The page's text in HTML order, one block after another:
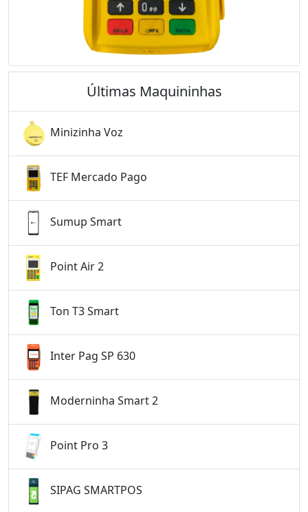
Últimas Maquininhas
Minizinha Voz
TEF Mercado Pago
Sumup Smart
Point Air 2
Ton T3 Smart
Inter Pag SP 630
Moderninha Smart 2
Point Pro 3
SIPAG SMARTPOS